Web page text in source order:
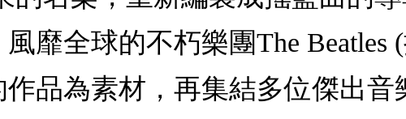
靡全球的不朽樂團The Beatles
品為素材，再集結多位傑出音